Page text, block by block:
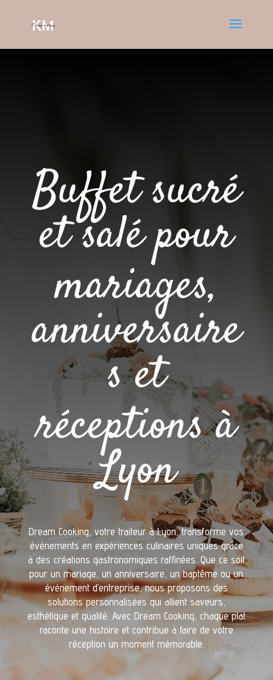
Buffet sucré
et salé pour
mariages,
anniversaire
s et
réceptions à
Lyon
Dream Cooking, votre traiteur à Lyon, transforme vos
événements en expériences culinaires uniques grâce
à des créations gastronomiques raffinées. Que ce soit
pour un mariage, un anniversaire, un baptême ou un
événement d’entreprise, nous proposons des
solutions personnalisées qui allient saveurs,
esthétique et qualité. Avec Dream Cooking, chaque plat
raconte une histoire et contribue à faire de votre
réception un moment mémorable.